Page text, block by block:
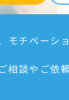
モチベーシ
相談やご依